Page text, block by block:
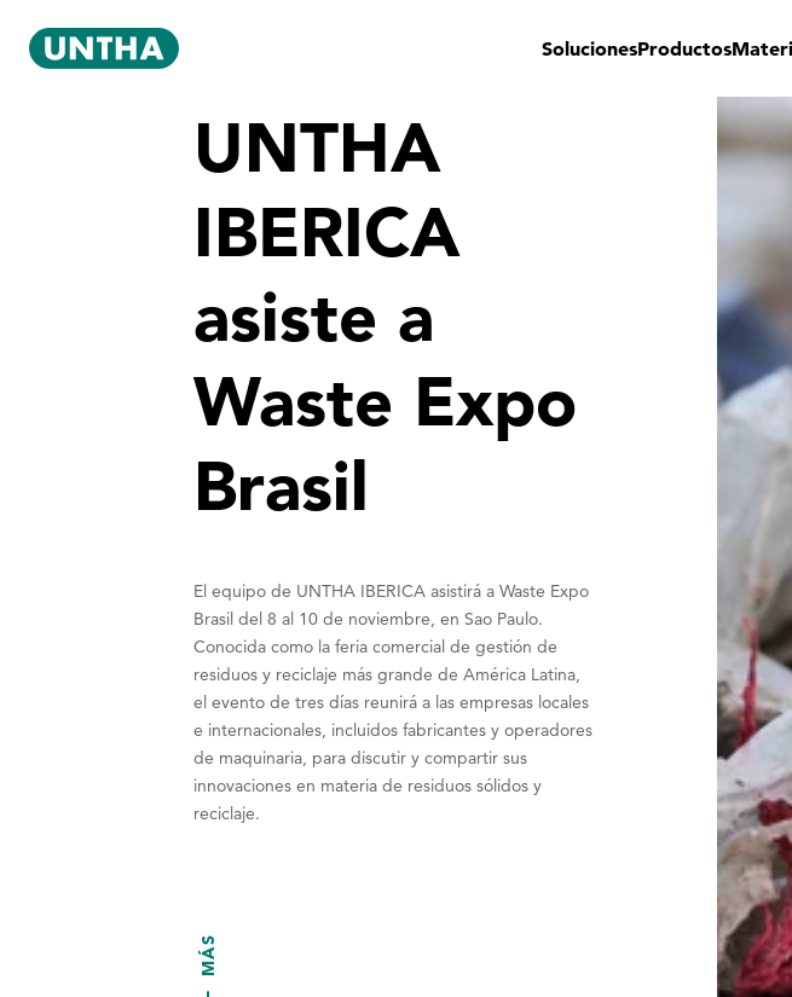
SolucionesProductos
UNTHA
IBERICA
asiste a
Waste Expo
Brasil
El equipo de UNTHA IBERICA asistirá a Waste Expo
Brasil del 8 al 10 de noviembre, en Sao Paulo.
Conocida como la feria comercial de gestión de
residuos y reciclaje más grande de América Latina,
el evento de tres días reunirá a las empresas locales
e internacionales, incluidos fabricantes y operadores
de maquinaria, para discutir y compartir sus
innovaciones en materia de residuos sólidos y
reciclaje.
MÁS